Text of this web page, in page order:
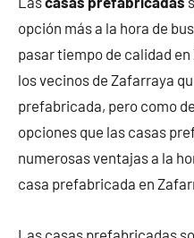
opción más a la hora de
pasar tiempo de calidad
los vecinos de Zafarraya
prefabricada, pero como
opciones que las casas
numerosas ventajas a la
casa prefabricada en